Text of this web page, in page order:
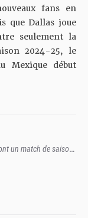
un match de saison
fans en
que Dallas joue
seulement la
2024-25, le
Mexique début